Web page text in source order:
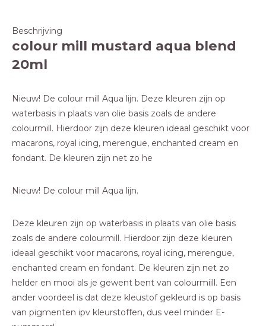
Beschrijving
colour mill mustard aqua blend
20ml
Nieuw! De colour mill Aqua lijn. Deze kleuren zijn op
waterbasis in plaats van olie basis zoals de andere
colourmill. Hierdoor zijn deze kleuren ideaal geschikt voor
macarons, royal icing, merengue, enchanted cream en
fondant. De kleuren zijn net zo he
Nieuw! De colour mill Aqua lijn.
Deze kleuren zijn op waterbasis in plaats van olie basis
zoals de andere colourmill. Hierdoor zijn deze kleuren
ideaal geschikt voor macarons, royal icing, merengue,
enchanted cream en fondant. De kleuren zijn net zo
helder en mooi als je gewent bent van colourmiill. Een
ander voordeel is dat deze kleustof gekleurd is op basis
van pigmenten ipv kleurstoffen, dus veel minder E-